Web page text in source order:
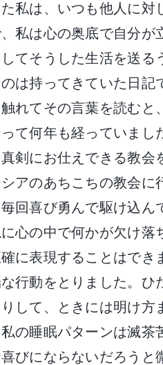
私は、いつも他人に対
私は心の奥底で自分が
てそうした生活を送る
は持ってきていた日記
れてその言葉を読むと
て何年も経っていまし
剣にお仕えできる教会
アのあちこちの教会に
回喜び勇んで駆け込ん
心の中で何かが欠け落
に表現することはでき
行動をとりました。ひ
して、ときには明け方
の睡眠パターンは滅茶
びにならないだろうと